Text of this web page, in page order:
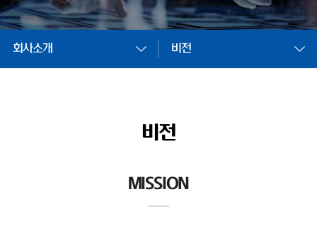
회사소개 비전
비전
MISSION